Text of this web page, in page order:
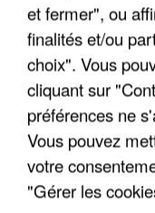
L’UN DES
MAFIA
et fermer", ou
finalités et/ou
choix". Vous
cliquant sur
préférences ne
Vous pouvez
votre
"Gérer les